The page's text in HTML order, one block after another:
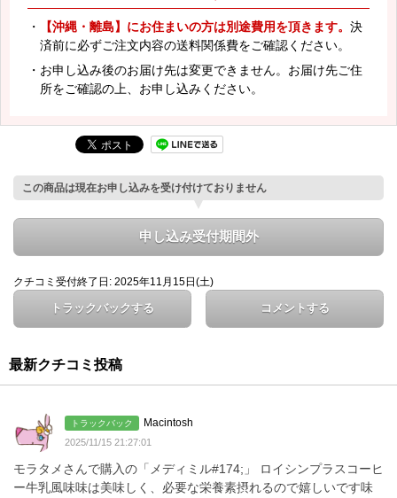
・ 【沖縄・離島】にお住まいの方は別途費用を頂きます。 決
済前に必ずご注文内容の送料関係費をご確認ください。
・お申し込み後のお届け先は変更できません。お届け先ご住
所をご確認の上、お申し込みください。
この商品は現在お申し込みを受け付けておりません
申し込み受付期間外
クチコミ受付終了日: 2025年11月15日(土)
トラックバックする コメントする
最新クチコミ投稿
トラックバック Macintosh
2025/11/15 21:27:01
モラタメさんで購入の「メディミル#174;」 ロイシンプラスコーヒ
ー牛乳風味味は美味しく、必要な栄養素摂れるので嬉しいです味